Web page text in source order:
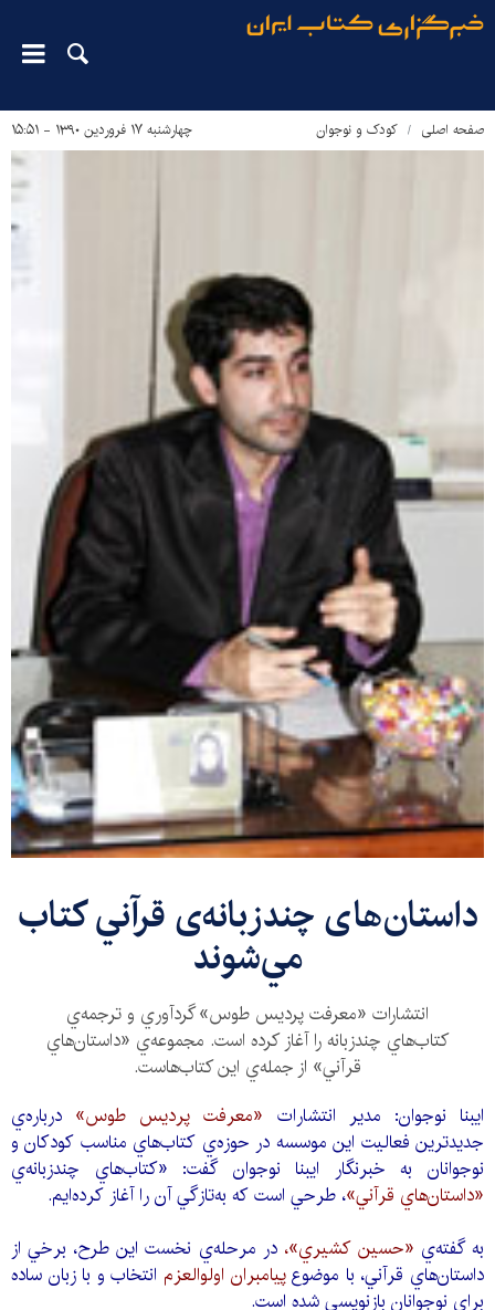
صفحه اصلی کودک و نوجوان چهارشنبه ۱۷ فروردین ۱۳۹۰ - ۱۵:۵۱
داستان‌های چندزبانه‌ی قرآني كتاب
مي‌شوند
انتشارات «معرفت پرديس طوس» گردآوري و ترجمه‌ي
كتاب‌هاي چندزبانه را آغاز كرده است. مجموعه‌ي «داستان‌هاي
قرآني» از جمله‌ي اين كتاب‌هاست.
ايبنا نوجوان: مدير انتشارات «معرفت پرديس طوس» درباره‌ي
جديدترين فعاليت اين موسسه در حوزه‌ي كتاب‌هاي مناسب كودكان و
نوجوانان به خبرنگار ايبنا نوجوان گفت: «كتاب‌هاي چندزبانه‌ي
«داستان‌هاي قرآني»، طرحي است كه به‌تازگي آن را آغاز كرده‌ا‌يم.
به گفته‌ي «حسين كشيري»، در مرحله‌ي نخست اين طرح، برخي از
داستان‌هاي قرآني، با موضوعپيامبران اولوالعزم انتخاب و با زبان ساده
براي نوجوانان بازنويسي شده است.